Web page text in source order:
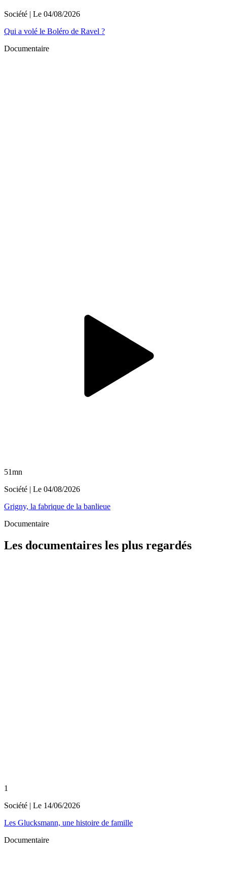
Société | Le 04/08/2026
Qui a volé le Boléro de Ravel ?
Documentaire
51mn
Société | Le 04/08/2026
Grigny, la fabrique de la banlieue
Documentaire
Les documentaires les plus regardés
1
Société | Le 14/06/2026
Les Glucksmann, une histoire de famille
Documentaire